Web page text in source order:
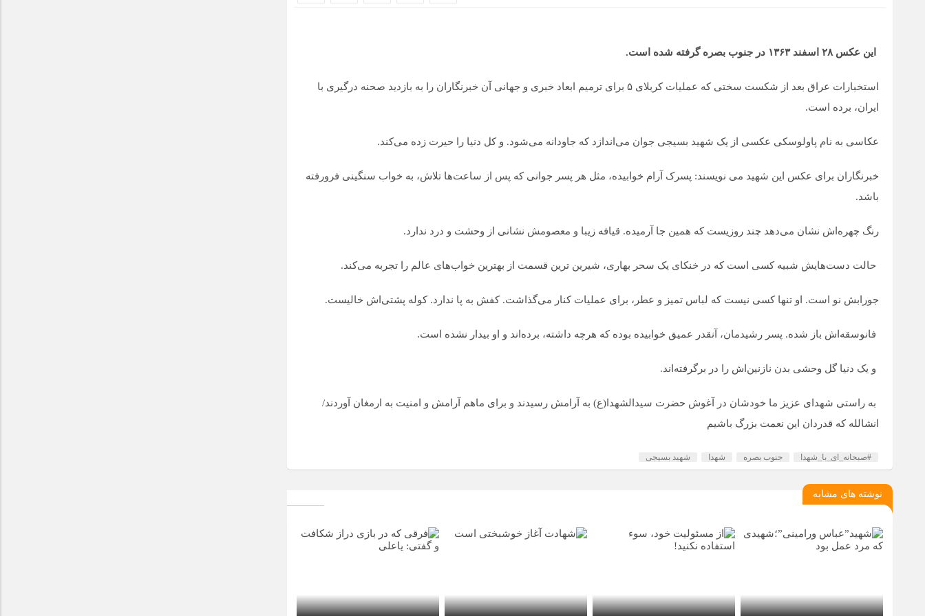
این عکس ٢٨ اسفند ١٣۶٣ در جنوب بصره گرفته شده است.
استخبارات عراق بعد از شکست سختی که عملیات کربلای ۵ برای ترمیم ابعاد خبری و جهانی آن خبرنگاران را به بازدید صحنه درگیری با
ایران، برده است.
عکاسی به نام پاولوسکی عکسی از یک شهید بسیجی جوان می‌اندازد که جاودانه می‌شود. و کل دنیا را حیرت زده می‌کند.
خبرنگاران برای عکس این شهید می نویسند: پسرک آرام خوابیده، مثل هر پسر جوانی که پس از ساعت‌ها تلاش، به خواب سنگینی فرورفته
باشد.
رنگ چهره‌اش نشان می‌دهد چند روزیست که همین جا آرمیده. قیافه زیبا و معصومش نشانی از وحشت و درد ندارد.
حالت دست‌هایش شبیه کسی است که در خنکای یک سحر بهاری، شیرین ترین قسمت از بهترین خواب‌های عالم را تجربه می‌کند.
جورابش نو است. او تنها کسی نیست که لباس تمیز و عطر، برای عملیات کنار می‌گذاشت. کفش به پا ندارد. کوله پشتی‌اش خالیست.
فانوسقه‌اش باز شده. پسر رشیدمان، آنقدر عمیق خوابیده بوده که هرچه داشته، برده‌اند و او بیدار نشده است.
و یک دنیا گل وحشی بدن نازنین‌اش را در برگرفته‌اند.
به راستی شهدای عزیز ما خودشان در آغوش حضرت سیدالشهدا(ع) به آرامش رسیدند و برای ماهم آرامش و امنیت به ارمغان آوردند/
انشالله که قدردان این نعمت بزرگ باشیم
#صبحانه_ای_با_شهدا جنوب بصره شهدا شهید بسیجی
نوشته های مشابه